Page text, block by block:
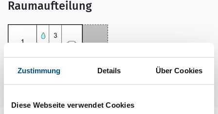
Zustimmung Details Über Cookies
Diese Webseite verwendet Cookies
Raumaufteilung